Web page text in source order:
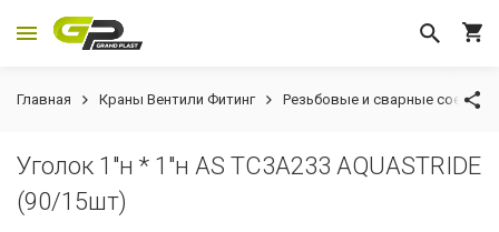
Главная Краны Вентили Фитинг Резьбовые и сварные
Уголок 1"н * 1"н AS TC3A233 AQUASTRIDE
(90/15шт)